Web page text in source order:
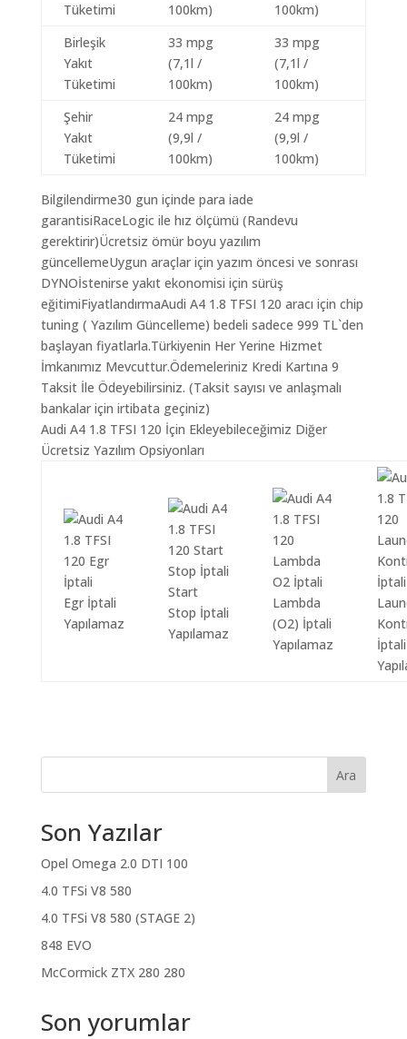
Tüketimi
100km)
100km)
Birleşik
Yakıt
Tüketimi
33 mpg
(7,1l /
100km)
33 mpg
(7,1l /
100km)
Şehir
Yakıt
Tüketimi
24 mpg
(9,9l /
100km)
24 mpg
(9,9l /
100km)
Bilgilendirme30 gun içinde para iade
garantisiRaceLogic ile hız ölçümü (Randevu
gerektirir)Ücretsiz ömür boyu yazılım
güncellemeUygun araçlar için yazım öncesi ve sonrası
DYNOİstenirse yakıt ekonomisi için sürüş
eğitimiFiyatlandırmaAudi A4 1.8 TFSI 120 aracı için chip
tuning ( Yazılım Güncelleme) bedeli sadece 999 TL`den
başlayan fiyatlarla.Türkiyenin Her Yerine Hizmet
İmkanımız Mevcuttur.Ödemeleriniz Kredi Kartına 9
Taksit İle Ödeyebilirsiniz. (Taksit sayısı ve anlaşmalı
bankalar için irtibata geçiniz)
Audi A4 1.8 TFSI 120 İçin Ekleyebileceğimiz Diğer
Ücretsiz Yazılım Opsiyonları
Egr İptali
Yapılamaz
Start
Stop İptali
Yapılamaz
Lambda
(O2) İptali
Yapılamaz
İptali
Ara
Son Yazılar
Opel Omega 2.0 DTI 100
4.0 TFSi V8 580
4.0 TFSi V8 580 (STAGE 2)
848 EVO
McCormick ZTX 280 280
Son yorumlar